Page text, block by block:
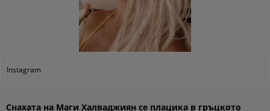
Instagram
Снахата на Маги Халваджиян се плацика в гръцкото